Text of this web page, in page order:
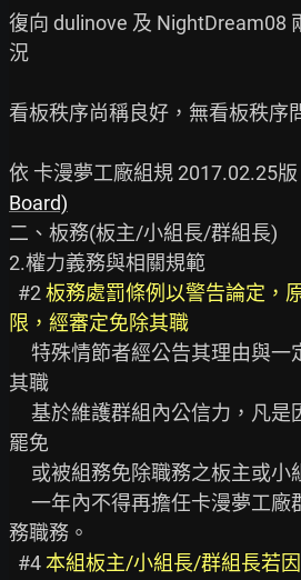
復向 dulinove 及 NightDream08
況
看板秩序尚稱良好，無看板秩序
依 卡漫夢工廠組規 2017.02.25版
Board)
二、板務(板主/小組長/群組長)
2.權力義務與相關規範
  #2
板務處罰條例以警告論定，
限，經審定免除其職
其職
罷免
務職務。
  #4
本組板主/小組長/群組長若